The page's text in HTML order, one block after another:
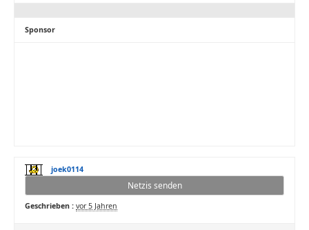
Sponsor
joek0114
Netzis senden
Geschrieben : vor 5 Jahren